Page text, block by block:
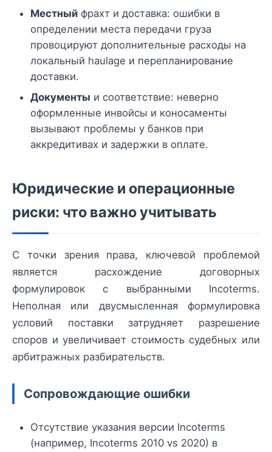
Местный фрахт и доставка: ошибки в
определении места передачи груза
провоцируют дополнительные расходы на
локальный haulage и перепланирование
доставки.
Документы и соответствие: неверно
оформленные инвойсы и коносаменты
вызывают проблемы у банков при
аккредитивах и задержки в оплате.
Юридические и операционные
риски: что важно учитывать
С точки зрения права, ключевой проблемой
является расхождение договорных
формулировок с выбранными Incoterms.
Неполная или двусмысленная формулировка
условий поставки затрудняет разрешение
споров и увеличивает стоимость судебных или
арбитражных разбирательств.
Сопровождающие ошибки
Отсутствие указания версии Incoterms
(например, Incoterms 2010 vs 2020) в